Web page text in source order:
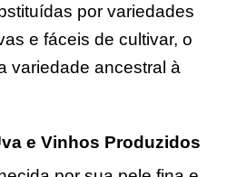
por variedades
e fáceis de cultivar, o
variedade ancestral à
e Vinhos Produzidos